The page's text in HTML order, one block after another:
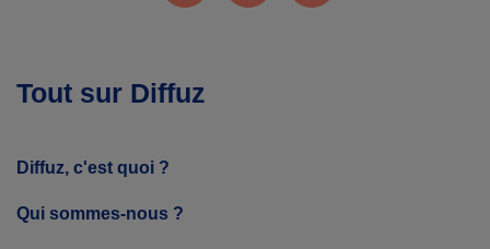
Tout sur Diffuz
Diffuz, c'est quoi ?
Qui sommes-nous ?